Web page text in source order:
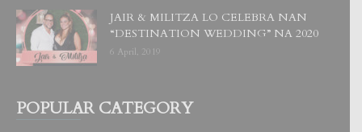
JAIR & MILITZA LO CELEBRA NAN
“DESTINATION WEDDING” NA 2020
6 April, 2019
POPULAR CATEGORY